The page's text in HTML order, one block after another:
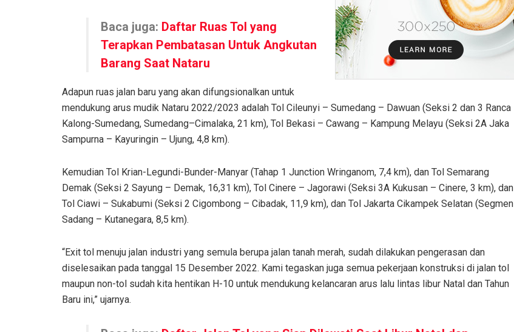
Baca juga: Daftar Ruas Tol yang
Terapkan Pembatasan Untuk Angkutan
Barang Saat Nataru
Adapun ruas jalan baru yang akan difungsionalkan untuk
mendukung arus mudik Nataru 2022/2023 adalah Tol Cileunyi – Sumedang – Dawuan (Seksi 2 dan 3 Ranca
Kalong-Sumedang, Sumedang–Cimalaka, 21 km), Tol Bekasi – Cawang – Kampung Melayu (Seksi 2A Jaka
Sampurna – Kayuringin – Ujung, 4,8 km).
Kemudian Tol Krian-Legundi-Bunder-Manyar (Tahap 1 Junction Wringanom, 7,4 km), dan Tol Semarang
Demak (Seksi 2 Sayung – Demak, 16,31 km), Tol Cinere – Jagorawi (Seksi 3A Kukusan – Cinere, 3 km), dan
Tol Ciawi – Sukabumi (Seksi 2 Cigombong – Cibadak, 11,9 km), dan Tol Jakarta Cikampek Selatan (Segmen
Sadang – Kutanegara, 8,5 km).
“Exit tol menuju jalan industri yang semula berupa jalan tanah merah, sudah dilakukan pengerasan dan
diselesaikan pada tanggal 15 Desember 2022. Kami tegaskan juga semua pekerjaan konstruksi di jalan tol
maupun non-tol sudah kita hentikan H-10 untuk mendukung kelancaran arus lalu lintas libur Natal dan Tahun
Baru ini,” ujarnya.